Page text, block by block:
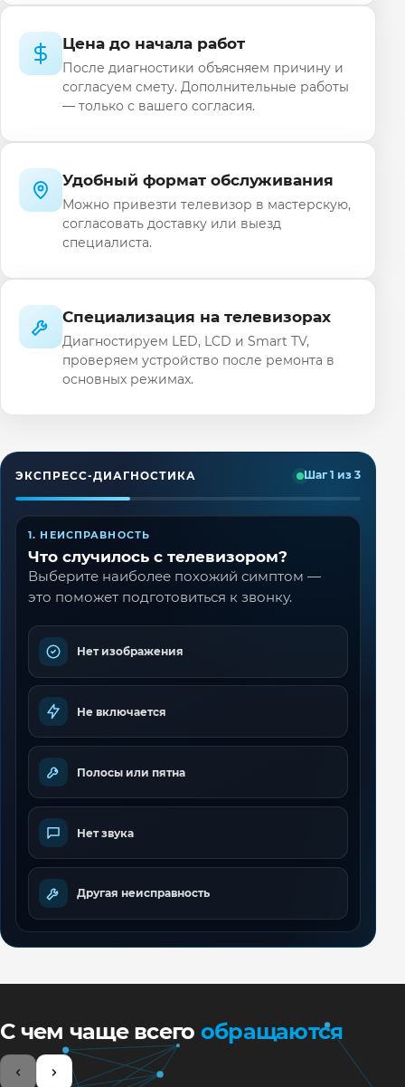
Цена до начала работ
После диагностики объясняем причину и
согласуем смету. Дополнительные работы
— только с вашего согласия.
Удобный формат обслуживания
Можно привезти телевизор в мастерскую,
согласовать доставку или выезд
специалиста.
Специализация на телевизорах
Диагностируем LED, LCD и Smart TV,
проверяем устройство после ремонта в
основных режимах.
ЭКСПРЕСС-ДИАГНОСТИКА Шаг 1 из 3
1. НЕИСПРАВНОСТЬ
Что случилось с телевизором?
Выберите наиболее похожий симптом —
это поможет подготовиться к звонку.
Нет изображения
Не включается
Полосы или пятна
Нет звука
Другая неисправность
С чем чаще всего обращаются